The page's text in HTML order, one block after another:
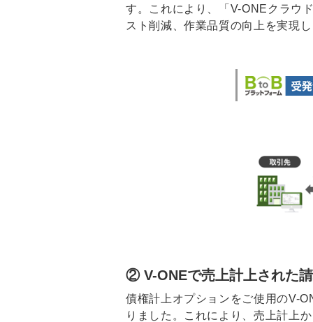
す。これにより、「V-ONEクラウ
スト削減、作業品質の向上を実現
② V-ONEで売上計上された
債権計上オプションをご使用のV-
りました。これにより、売上計上